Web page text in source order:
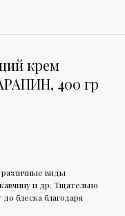
крем
400 гр
виды
и др. Тщательно
блеска благодаря